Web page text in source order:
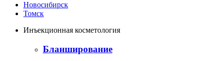
Новосибирск
Томск
Инъекционная косметология
Бланширование